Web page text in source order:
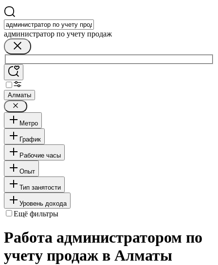
администратор по учету продаж
Алматы
Метро
График
Рабочие часы
Опыт
Тип занятости
Уровень дохода
Ещё фильтры
Работа администратором по
учету продаж в Алматы